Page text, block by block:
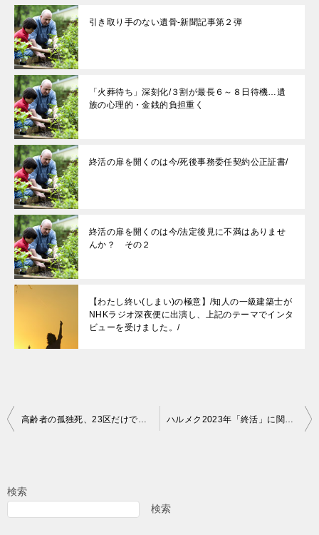
引き取り手のない遺骨-新聞記事第２弾
「火葬待ち」深刻化/３割が最長６～８日待機…遺
族の心理的・金銭的負担重く
終活の扉を開くのは今/死後事務委任契約公正証書/
終活の扉を開くのは今/法定後見に不満はありませ
んか？ その２
【わたし終い(しまい)の極意】/知人の一級建築士が
NHKラジオ深夜便に出演し、上記のテーマでインタ
ビューを受けました。/
投
ビ
高齢者の孤独死、23区だけで年間4千人以上…自治体による終活支援の取り組みとは？/婦人公論 2024/記事 ハルメク2023年「終活」に関する意識と実態/
検索
検索